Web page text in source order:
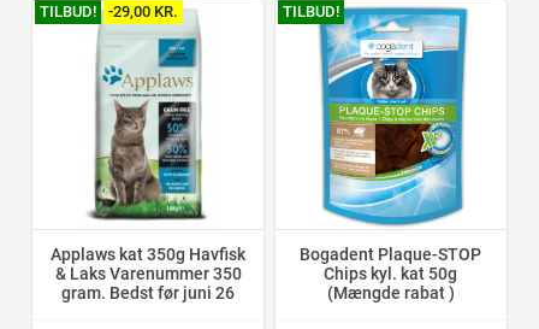
Applaws kat 350g Havfisk
& Laks Varenummer 350
gram. Bedst før juni 26
TILBUD! -29,00 KR.
Bogadent Plaque-STOP
Chips kyl. kat 50g
(Mængde rabat )
TILBUD!